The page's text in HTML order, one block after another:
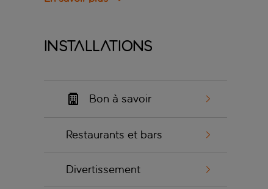
Installations
Bon à savoir
Restaurants et bars
Divertissement